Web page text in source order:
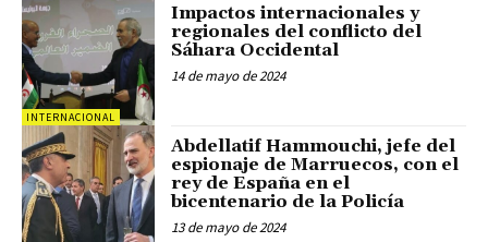
INTERNACIONAL
Impactos internacionales y
regionales del conflicto del
Sáhara Occidental
14 de mayo de 2024
Abdellatif Hammouchi, jefe del
espionaje de Marruecos, con el
rey de España en el
bicentenario de la Policía
13 de mayo de 2024